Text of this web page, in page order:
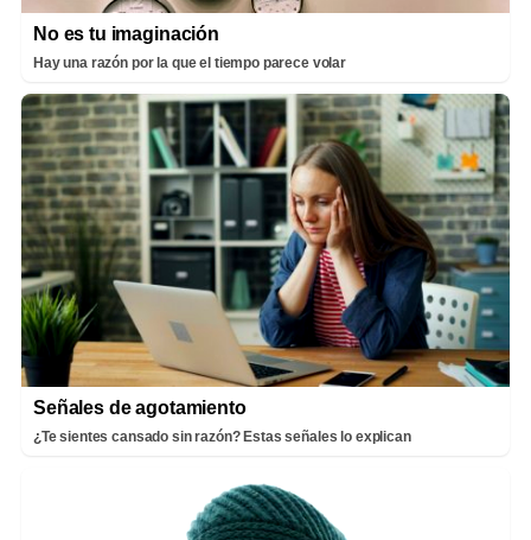
No es tu imaginación
Hay una razón por la que el tiempo parece volar
Señales de agotamiento
¿Te sientes cansado sin razón? Estas señales lo explican